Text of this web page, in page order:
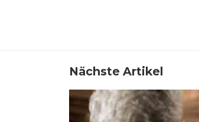
Nächste Artikel